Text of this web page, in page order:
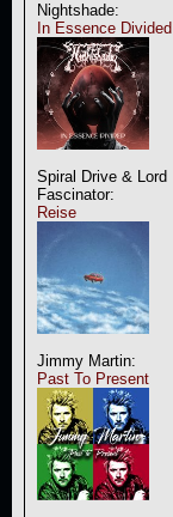
Nightshade:
In Essence Divided
Spiral Drive & Lord
Fascinator:
Reise
Jimmy Martin:
Past To Present